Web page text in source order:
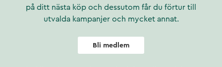
på ditt nästa köp och dessutom får du förtur till
utvalda kampanjer och mycket annat.
Bli medlem